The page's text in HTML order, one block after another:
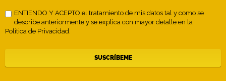
ENTIENDO Y ACEPTO el tratamiento de mis datos tal y como se
describe anteriormente y se explica con mayor detalle en la
Política de Privacidad.